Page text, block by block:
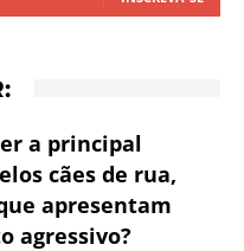
a principal
cães de rua,
apresentam
agressivo?